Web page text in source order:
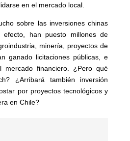
en el mercado local.
sobre las inversiones chinas
han puesto millones de
minería, proyectos de
ganado licitaciones públicas, e
mercado financiero. ¿Pero qué
¿Arribará también inversión
por proyectos tecnológicos y
en Chile?